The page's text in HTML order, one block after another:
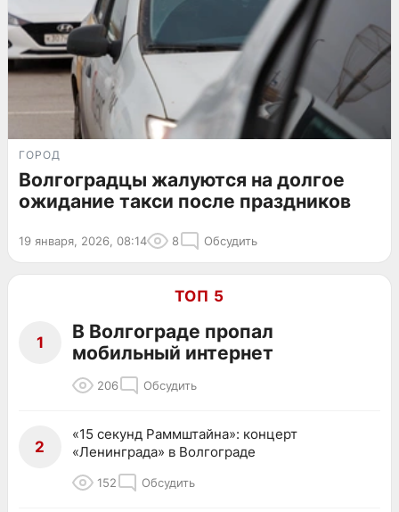
ГОРОД
Волгоградцы жалуются на долгое
ожидание такси после праздников
19 января, 2026, 08:14 8 Обсудить
ТОП 5
1
В Волгограде пропал
мобильный интернет
206 Обсудить
2
«15 секунд Раммштайна»: концерт
«Ленинграда» в Волгограде
152 Обсудить